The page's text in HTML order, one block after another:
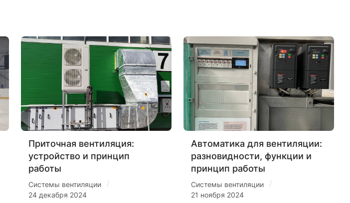
Приточная вентиляция:
устройство и принцип
работы
Системы вентиляции /
24 декабря 2024
Автоматика для вентиляции:
разновидности, функции и
принцип работы
Системы вентиляции /
21 ноября 2024